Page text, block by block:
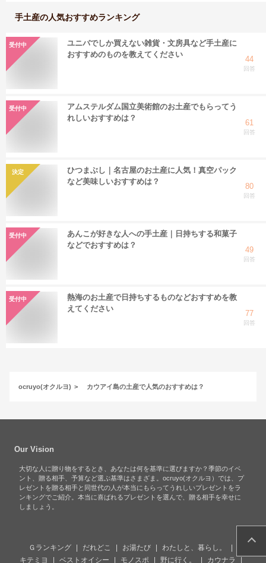
手土産の人気おすすめランキング
受付中
ユニバでしか買えない雑貨・文房具など手土産に
おすすめのものを教えてください
44
回答
受付中
アムステルダム国立美術館のお土産でもらってう
れしいおすすめは？
61
回答
決定
ひつまぶし｜名古屋のお土産に人気！真空パック
など美味しいおすすめは？
80
回答
受付中
あんこが好きな人への手土産｜日持ちする和菓子
などでおすすめは？
49
回答
受付中
熱海のお土産で日持ちするものなどおすすめを教
えてください
77
回答
ocruyo(オクルヨ) カウアイ島の土産で人気のおすすめは？
Our Vision
大切な人に贈り物をするとき、あなたは何を基準に選びますか？季節のイベ
ント、贈る相手、予算など選ぶ基準はさまざま。ocruyo(オクルヨ）では、プ
レゼントを贈る相手と同世代の人が本当にもらってうれしいプレゼントをラ
ンキングでご紹介。本当に喜ばれるプレゼントを選んで、贈る相手を幸せに
しましょう。
Ｇランキング だれどこ お湯たび
わたしと、暮らし。
キテミヨ
ベストオイシー モノスポ 野に行く。 カウナラ